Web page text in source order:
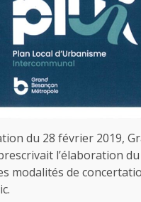
du 28 février 2019,
l’élaboration
modalités de